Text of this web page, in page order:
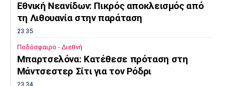
Εθνική Νεανίδων: Πικρός αποκλεισμός από
τη Λιθουανία στην παράταση
23:35
Ποδόσφαιρο - Διεθνή
Μπαρτσελόνα: Κατέθεσε πρόταση στη
Μάντσεστερ Σίτι για τον Ρόδρι
23:34